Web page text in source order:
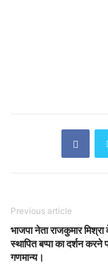
Previous article
भाजपा नेता राजकुमार
स्थापित बप्पा का दर्शन करने
गणमान्य।